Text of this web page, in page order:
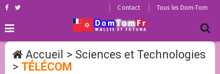
Contact Tous les Dom-Tom
Accueil > Sciences et Technologies
> TÉLÉCOM